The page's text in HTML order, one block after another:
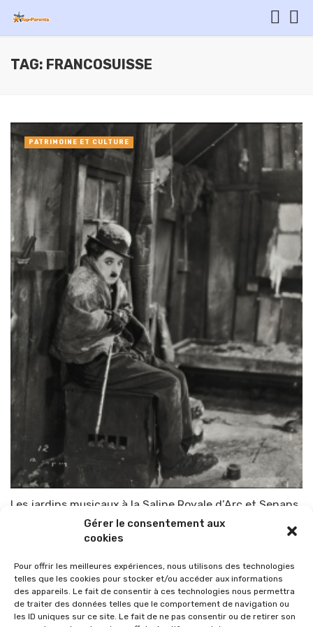
Gérer le consentement aux
cookies
Pour offrir les meilleures expériences, nous utilisons des technologies
telles que les cookies pour stocker et/ou accéder aux informations
des appareils. Le fait de consentir à ces technologies nous permettra
de traiter des données telles que le comportement de navigation ou
les ID uniques sur ce site. Le fait de ne pas consentir ou de retirer son
TAG: FRANCOSUISSE
Les jardins musicaux à la Saline Royale d’Arc et Senans
TOP-PARENTS 8 août 2015
PATRIMOINE ET CULTURE